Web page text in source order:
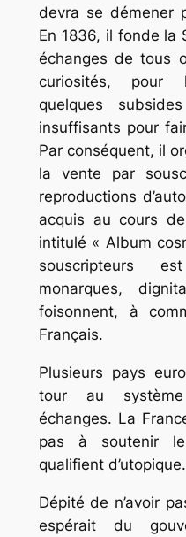
devra se démener
En 1836, il fonde la
échanges de tous
curiosités, pour
quelques
insuffisants pour
Par conséquent, il
la vente par
reproductions
acquis au cours
intitulé « Album
souscripteurs
monarques,
foisonnent, à
Français.
Plusieurs pays
tour au
échanges. La
pas à soutenir
qualifient d’utopique.
Dépité de n’avoir
espérait du